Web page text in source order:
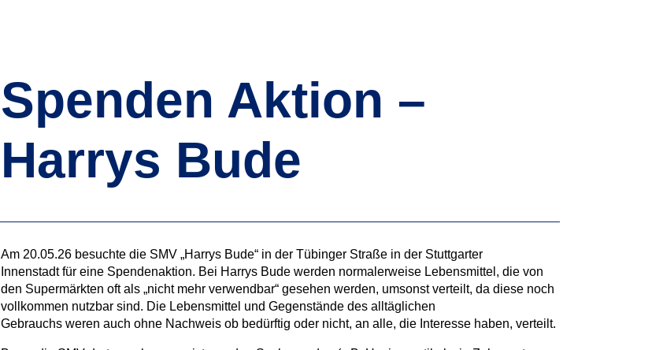
Spenden Aktion –
Harrys Bude
Am 20.05.26 besuchte die SMV „Harrys Bude“ in der Tübinger Straße in der Stuttgarter
Innenstadt für eine Spendenaktion. Bei Harrys Bude werden normalerweise Lebensmittel, die von
den Supermärkten oft als „nicht mehr verwendbar“ gesehen werden, umsonst verteilt, da diese noch
vollkommen nutzbar sind. Die Lebensmittel und Gegenstände des alltäglichen
Gebrauchs weren auch ohne Nachweis ob bedürftig oder nicht, an alle, die Interesse haben, verteilt.